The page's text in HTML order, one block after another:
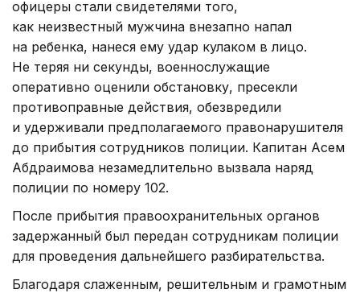
офицеры стали свидетелями того,
как неизвестный мужчина внезапно напал
на ребенка, нанеся ему удар кулаком в лицо.
Не теряя ни секунды, военнослужащие
оперативно оценили обстановку, пресекли
противоправные действия, обезвредили
и удерживали предполагаемого правонарушителя
до прибытия сотрудников полиции. Капитан Асем
Абдраимова незамедлительно вызвала наряд
полиции по номеру 102.
После прибытия правоохранительных органов
задержанный был передан сотрудникам полиции
для проведения дальнейшего разбирательства.
Благодаря слаженным, решительным и грамотным